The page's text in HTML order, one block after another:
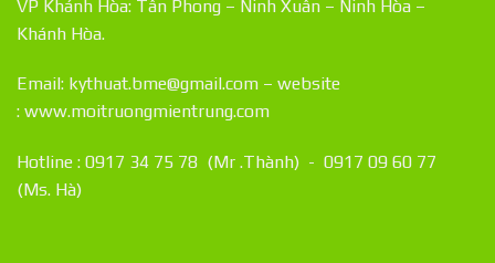
VP Khánh Hòa: Tân Phong – Ninh Xuân – Ninh Hòa –
Khánh Hòa.
Email: kythuat.bme@gmail.com – website
: www.moitruongmientrung.com
Hotline : 0917 34 75 78 (Mr .Thành) - 0917 09 60 77
(Ms. Hà)